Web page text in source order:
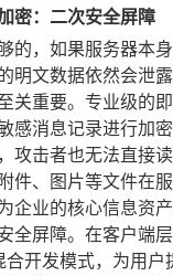
密：二次安全屏障
的，如果服务器本
明文数据依然会泄
关重要。专业级的
感消息记录进行加
攻击者也无法直接
件、图片等文件在
企业的核心信息资产
全屏障。在客户端
合开发模式，为用